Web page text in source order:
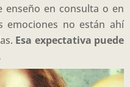
en consulta o en
emociones no están ahí
Esa expectativa puede